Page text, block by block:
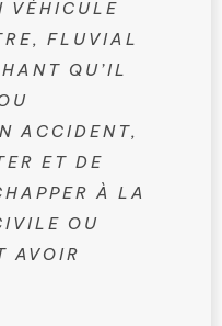
VÉHICULE
FLUVIAL
QU’IL
ACCIDENT,
ET DE
À LA
OU
AVOIR